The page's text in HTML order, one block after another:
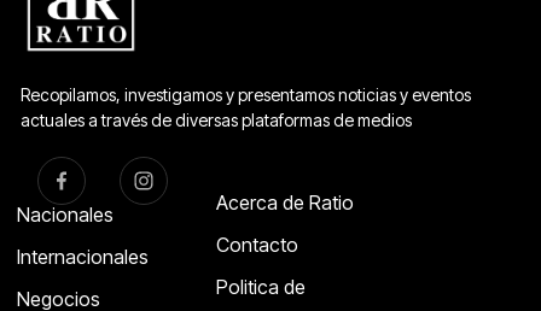
Recopilamos, investigamos y presentamos noticias y eventos
actuales a través de diversas plataformas de medios
Nacionales
Internacionales
Negocios
Acerca de Ratio
Contacto
Politica de